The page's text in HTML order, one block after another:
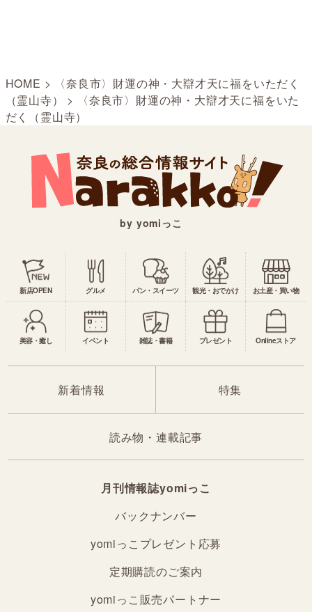
HOME >
〈奈良市〉財運の神・大辯才天に福をいただく
（霊山寺）
>
〈奈良市〉財運の神・大辯才天に福をいた
だく（霊山寺）
by yomiっこ
新店OPEN グルメ パン・スイーツ 観光・おでかけ お土産・買い物
美容・癒し イベント 雑誌・書籍 プレゼント Onlineストア
新着情報 特集
読み物・連載記事
月刊情報誌yomiっこ
バックナンバー
yomiっこプレゼント応募
定期購読のご案内
yomiっこ販売パートナー